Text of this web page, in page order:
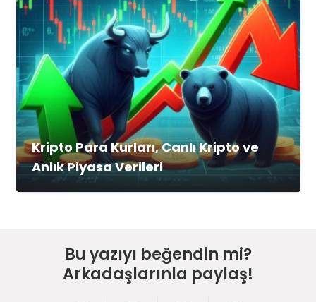
Kripto Para Kurları, Canlı Kripto ve
Anlık Piyasa Verileri
Bu yazıyı beğendin mi?
Arkadaşlarınla paylaş!